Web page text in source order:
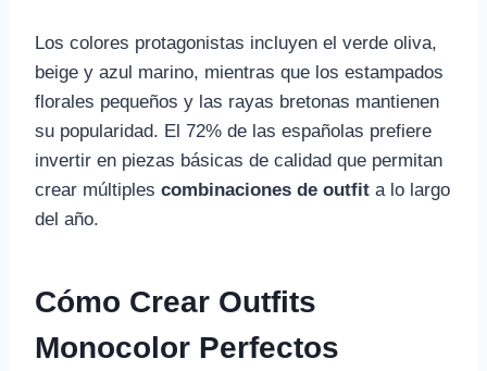
Los colores protagonistas incluyen el verde oliva,
beige y azul marino, mientras que los estampados
florales pequeños y las rayas bretonas mantienen
su popularidad. El 72% de las españolas prefiere
invertir en piezas básicas de calidad que permitan
crear múltiples combinaciones de outfit a lo largo
del año.
Cómo Crear Outfits
Monocolor Perfectos